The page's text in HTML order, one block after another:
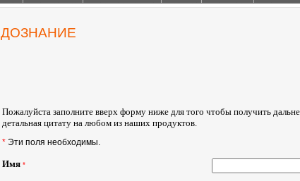
ДОЗНАНИЕ
Пожалуйста заполните вверх форму ниже для того чтобы получить
детальная цитату на любом из наших продуктов.
* Эти поля необходимы.
Имя *